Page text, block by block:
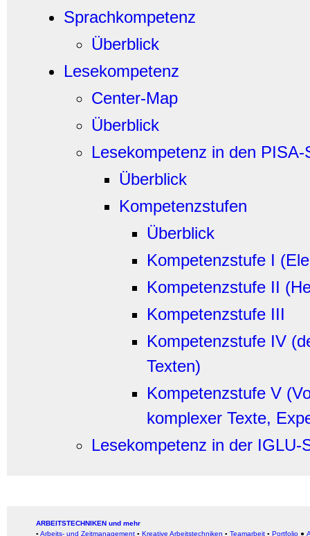
Sprachkompetenz
Überblick
Lesekompetenz
Center-Map
Überblick
Lesekompetenz in den PISA-
Überblick
Kompetenzstufen
Überblick
Kompetenzstufe I
Kompetenzstufe II
Kompetenzstufe III
Kompetenzstufe IV
Texten)
Kompetenzstufe V
komplexer Texte,
Lesekompetenz in der IGLU-
ARBEITSTECHNIKEN und mehr
▪ Arbeits- und Zeitmanagement ▪ Kreative Arbeitstechniken ▪ Teamarbeit ▪ Portfolio ●